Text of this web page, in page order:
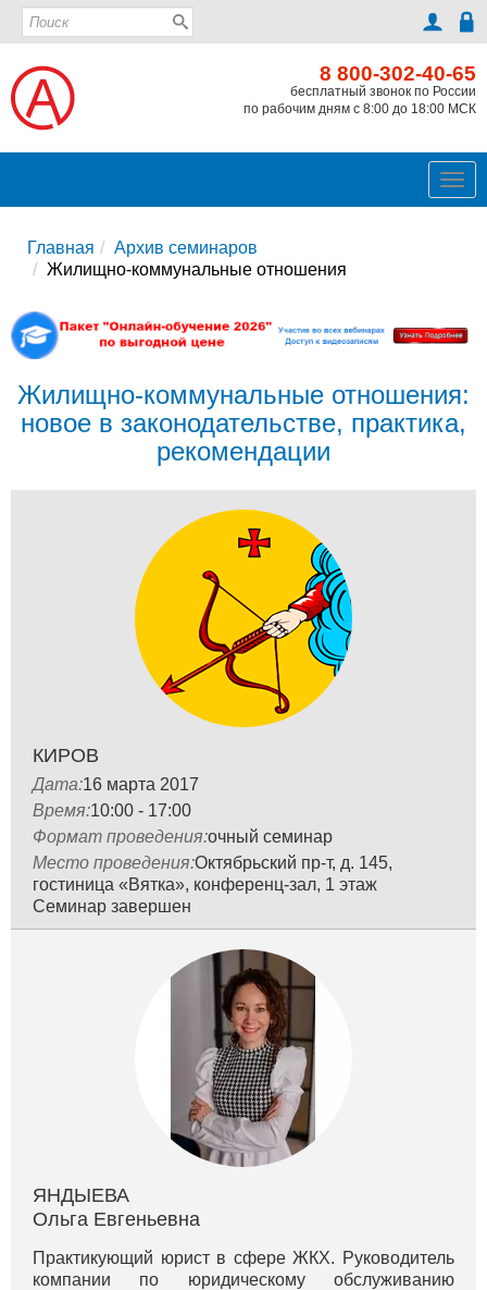
8 800-302-40-65
бесплатный звонок по России
по рабочим дням с 8:00 до 18:00 МСК
Главная
Архив семинаров
Жилищно-коммунальные отношения
Жилищно-коммунальные отношения:
новое в законодательстве, практика,
рекомендации
КИРОВ
Дата:16 мартa 2017
Время:10:00 - 17:00
Формат проведения:очный семинар
Место проведения:Октябрьский пр-т, д. 145,
гостиница «Вятка», конференц-зал, 1 этаж
Семинар завершен
ЯНДЫЕВА
Ольга Евгеньевна
Практикующий юрист в сфере ЖКХ. Руководитель
компании по юридическому обслуживанию